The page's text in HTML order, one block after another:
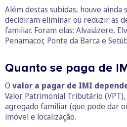
Além destas subidas, houve ainda
decidiram eliminar ou reduzir as
familiar. Foram elas: Alvaiázere,
Penamacor, Ponte da Barca e
Quanto se paga de
O valor a pagar de IMI
Valor Patrimonial Tributário
agregado familiar (que pode dar
imóvel e localização.